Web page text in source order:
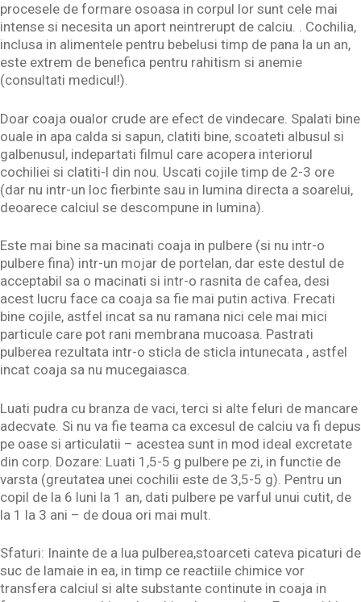
procesele de formare osoasa in corpul lor sunt cele mai
intense si necesita un aport neintrerupt de calciu. . Cochilia,
inclusa in alimentele pentru bebelusi timp de pana la un an,
este extrem de benefica pentru rahitism si anemie
(consultati medicul!).
Doar coaja oualor crude are efect de vindecare. Spalati bine
ouale in apa calda si sapun, clatiti bine, scoateti albusul si
galbenusul, indepartati filmul care acopera interiorul
cochiliei si clatiti-l din nou. Uscati cojile timp de 2-3 ore
(dar nu intr-un loc fierbinte sau in lumina directa a soarelui,
deoarece calciul se descompune in lumina).
Este mai bine sa macinati coaja in pulbere (si nu intr-o
pulbere fina) intr-un mojar de portelan, dar este destul de
acceptabil sa o macinati si intr-o rasnita de cafea, desi
acest lucru face ca coaja sa fie mai putin activa. Frecati
bine cojile, astfel incat sa nu ramana nici cele mai mici
particule care pot rani membrana mucoasa. Pastrati
pulberea rezultata intr-o sticla de sticla intunecata , astfel
incat coaja sa nu mucegaiasca.
Luati pudra cu branza de vaci, terci si alte feluri de mancare
adecvate. Si nu va fie teama ca excesul de calciu va fi depus
pe oase si articulatii – acestea sunt in mod ideal excretate
din corp. Dozare: Luati 1,5-5 g pulbere pe zi, in functie de
varsta (greutatea unei cochilii este de 3,5-5 g). Pentru un
copil de la 6 luni la 1 an, dati pulbere pe varful unui cutit, de
la 1 la 3 ani – de doua ori mai mult.
Sfaturi: Inainte de a lua pulberea,stoarceti cateva picaturi de
suc de lamaie in ea, in timp ce reactiile chimice vor
transfera calciul si alte substante continute in coaja in